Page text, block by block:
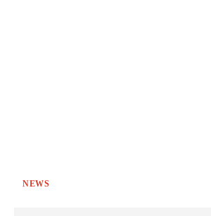
NEWS